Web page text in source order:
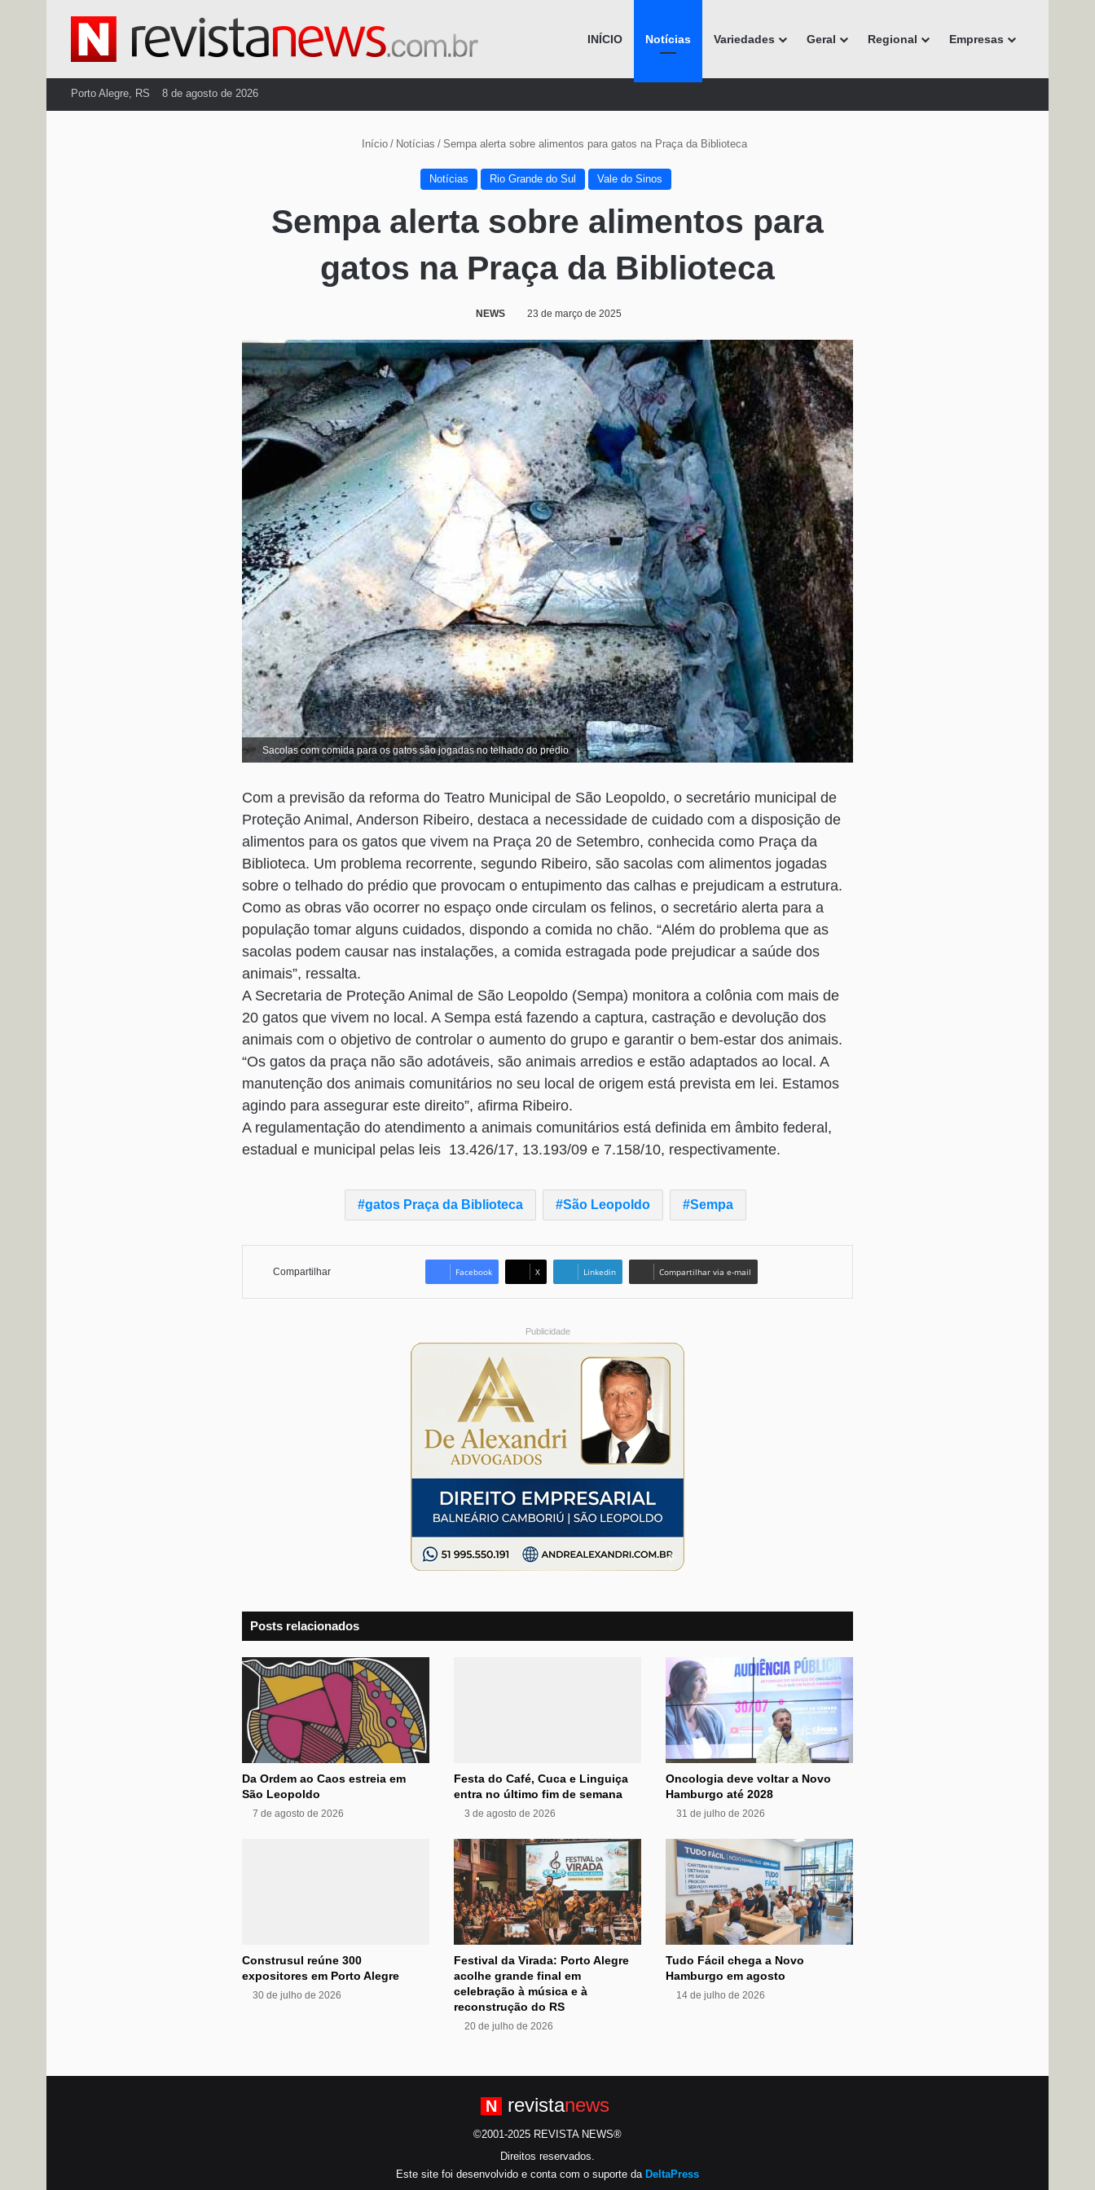
INÍCIO Notícias Variedades Geral Regional Empresas
Porto Alegre, RS 8 de agosto de 2026
Início / Notícias / Sempa alerta sobre alimentos para gatos na Praça da Biblioteca
Notícias Rio Grande do Sul Vale do Sinos
Sempa alerta sobre alimentos para
gatos na Praça da Biblioteca
NEWS 23 de março de 2025
Sacolas com comida para os gatos são jogadas no telhado do prédio
Com a previsão da reforma do Teatro Municipal de São Leopoldo, o secretário municipal de
Proteção Animal, Anderson Ribeiro, destaca a necessidade de cuidado com a disposição de
alimentos para os gatos que vivem na Praça 20 de Setembro, conhecida como Praça da
Biblioteca. Um problema recorrente, segundo Ribeiro, são sacolas com alimentos jogadas
sobre o telhado do prédio que provocam o entupimento das calhas e prejudicam a estrutura.
Como as obras vão ocorrer no espaço onde circulam os felinos, o secretário alerta para a
população tomar alguns cuidados, dispondo a comida no chão. “Além do problema que as
sacolas podem causar nas instalações, a comida estragada pode prejudicar a saúde dos
animais”, ressalta.
A Secretaria de Proteção Animal de São Leopoldo (Sempa) monitora a colônia com mais de
20 gatos que vivem no local. A Sempa está fazendo a captura, castração e devolução dos
animais com o objetivo de controlar o aumento do grupo e garantir o bem-estar dos animais.
“Os gatos da praça não são adotáveis, são animais arredios e estão adaptados ao local. A
manutenção dos animais comunitários no seu local de origem está prevista em lei. Estamos
agindo para assegurar este direito”, afirma Ribeiro.
A regulamentação do atendimento a animais comunitários está definida em âmbito federal,
estadual e municipal pelas leis 13.426/17, 13.193/09 e 7.158/10, respectivamente.
gatos Praça da Biblioteca São Leopoldo Sempa
Compartilhar Facebook X Linkedin Compartilhar via e-mail
Publicidade
Posts relacionados
Da Ordem ao Caos estreia em
São Leopoldo
7 de agosto de 2026
Festa do Café, Cuca e Linguiça
entra no último fim de semana
3 de agosto de 2026
Oncologia deve voltar a Novo
Hamburgo até 2028
31 de julho de 2026
Construsul reúne 300
expositores em Porto Alegre
30 de julho de 2026
Festival da Virada: Porto Alegre
acolhe grande final em
celebração à música e à
reconstrução do RS
20 de julho de 2026
Tudo Fácil chega a Novo
Hamburgo em agosto
14 de julho de 2026
N revistanews
©2001-2025 REVISTA NEWS®
Direitos reservados.
Este site foi desenvolvido e conta com o suporte da DeltaPress